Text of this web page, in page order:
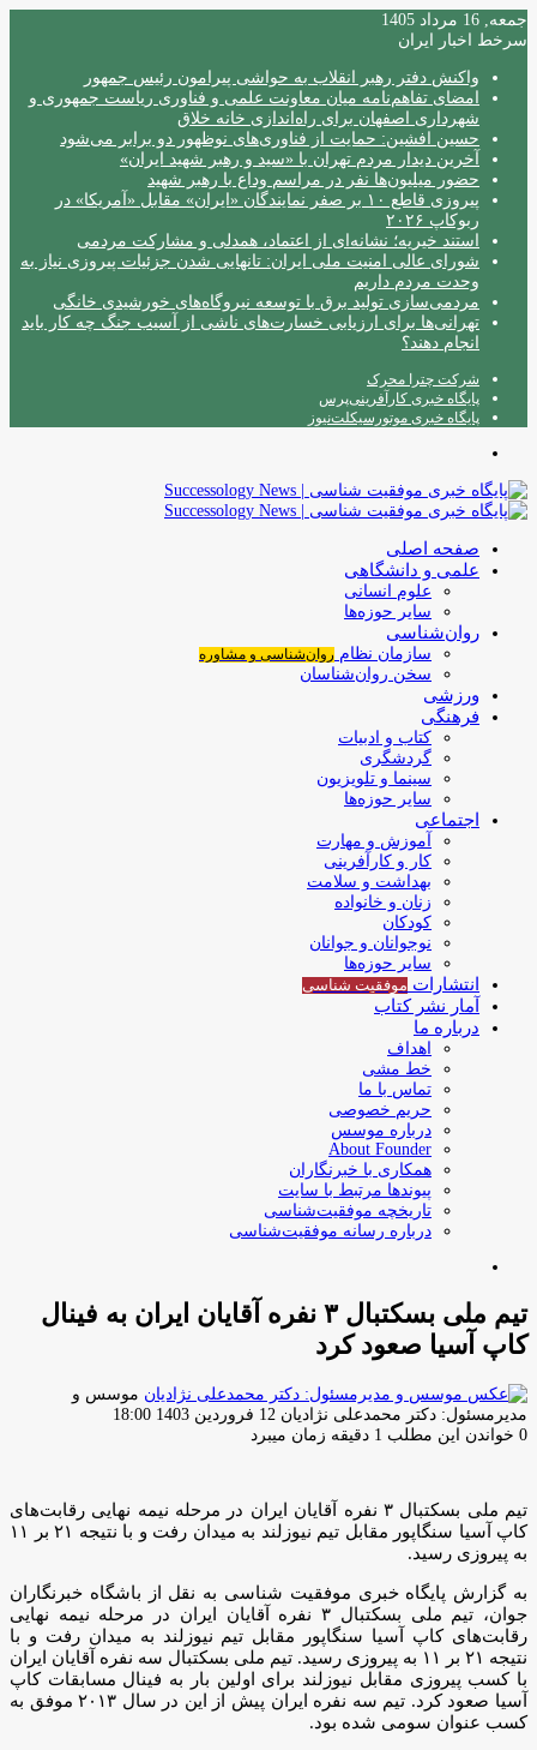
جمعه, 16 مرداد 1405
سرخط اخبار ایران
واکنش دفتر رهبر انقلاب به حواشی پیرامون رئیس جمهور
امضای تفاهم‌نامه میان معاونت علمی و فناوری ریاست جمهوری و
شهرداری اصفهان برای راه‌اندازی خانه خلاق
حسین افشین: حمایت از فناوری‌های نوظهور دو برابر می‌شود
آخرین دیدار مردم تهران با «سید و رهبر شهید ایران»
حضور میلیون‌ها نفر در مراسم وداع با رهبر شهید
پیروزی قاطع ۱۰ بر صفر نمایندگان «ایران» مقابل «آمریکا» در
ربوکاپ ۲۰۲۶
استند خیریه؛ نشانه‌ای از اعتماد، همدلی و مشارکت مردمی
شورای عالی امنیت ملی ایران: تانهایی شدن جزئیات پیروزی نیاز به
وحدت مردم داریم
مردمی‌سازی تولید برق با توسعه نیروگاه‌های خورشیدی خانگی
تهرانی‌ها برای ارزیابی خسارت‌های ناشی از آسیب جنگ چه کار باید
انجام دهند؟
شرکت چترا محرک
پایگاه خبری کارآفرینی‌پرس
پایگاه خبری موتورسیکلت‌نیوز
صفحه اصلی
علمی و دانشگاهی
علوم انسانی
سایر حوزه‌ها
روان‌شناسی
سازمان نظام روان‌شناسی و مشاوره
سخن روان‌شناسان
ورزشی
فرهنگی
کتاب و ادبیات
گردشگری
سینما و تلویزیون
سایر حوزه‌ها
اجتماعی
آموزش و مهارت
کار و کارآفرینی
بهداشت و سلامت
زنان و خانواده
کودکان
نوجوانان و جوانان
سایر حوزه‌ها
انتشارات موفقیت‌ شناسی
آمار نشر کتاب
درباره ما
اهداف
خط مشی
تماس با ما
حریم خصوصی
درباره موسس
About Founder
همکاری با خبرنگاران
پیوندها مرتبط با سایت
تاریخچه موفقیت‌شناسی
درباره رسانه موفقیت‌شناسی
تیم ملی بسکتبال ۳ نفره آقایان ایران به فینال
کاپ آسیا صعود کرد
موسس و
مدیرمسئول: دکتر محمدعلی نژادیان ارسال
ایمیل
12 فروردین 1403 18:00
0 خواندن این مطلب 1 دقیقه زمان میبرد
تیم ملی بسکتبال ۳ نفره آقایان ایران در مرحله نیمه نهایی رقابت‌های
کاپ آسیا سنگاپور مقابل تیم نیوزلند به میدان رفت و با نتیجه ۲۱ بر ۱۱
به پیروزی رسید.
به گزارش پایگاه خبری موفقیت شناسی به نقل از باشگاه خبرنگاران
جوان، تیم ملی بسکتبال ۳ نفره آقایان ایران در مرحله نیمه نهایی
رقابت‌های کاپ آسیا سنگاپور مقابل تیم نیوزلند به میدان رفت و با
نتیجه ۲۱ بر ۱۱ به پیروزی رسید. تیم ملی بسکتبال سه نفره آقایان ایران
با کسب پیروزی مقابل نیوزلند برای اولین بار به فینال مسابقات کاپ
آسیا صعود کرد. تیم سه نفره ایران پیش از این در سال ۲۰۱۳ موفق به
کسب عنوان سومی شده بود.